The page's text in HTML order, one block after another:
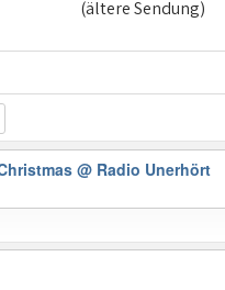
(ältere Sendung)
@ Radio Unerhört